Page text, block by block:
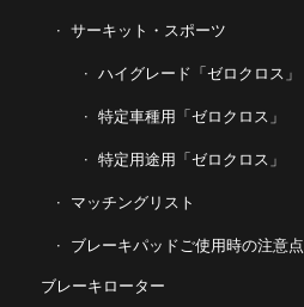
サーキット・スポーツ
ハイグレード「ゼロクロス」
特定車種用「ゼロクロス」
特定用途用「ゼロクロス」
マッチングリスト
ブレーキパッドご使用時の注意点
ブレーキローター